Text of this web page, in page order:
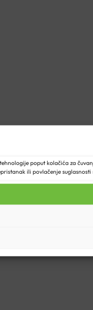
poput kolačića za
ili povlačenje